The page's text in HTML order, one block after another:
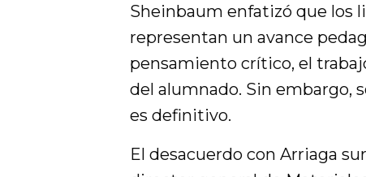
Sheinbaum enfatizó que los
representan un avance
pensamiento crítico, el
del alumnado. Sin embargo,
es definitivo.
El desacuerdo con Arriaga